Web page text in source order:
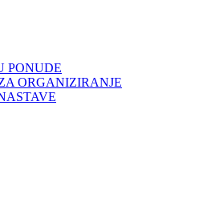
PONUDE
ORGANIZIRANJE